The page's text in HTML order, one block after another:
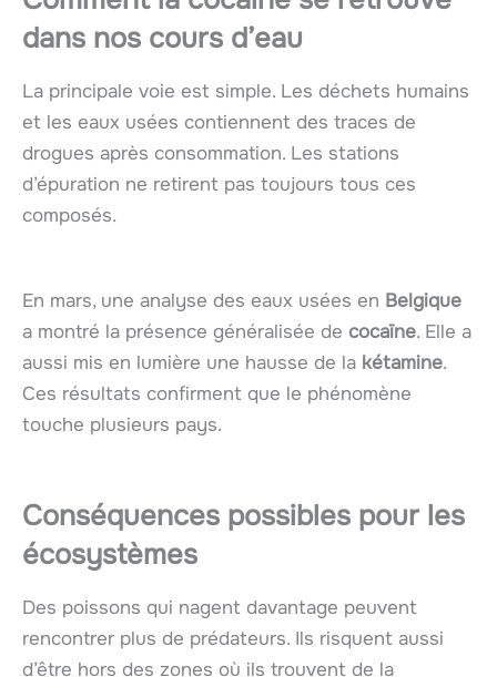
dans nos cours d’eau
La principale voie est simple. Les déchets humains
et les eaux usées contiennent des traces de
drogues après consommation. Les stations
d’épuration ne retirent pas toujours tous ces
composés.
En mars, une analyse des eaux usées en Belgique
a montré la présence généralisée de cocaïne. Elle a
aussi mis en lumière une hausse de la kétamine.
Ces résultats confirment que le phénomène
touche plusieurs pays.
Conséquences possibles pour les
écosystèmes
Des poissons qui nagent davantage peuvent
rencontrer plus de prédateurs. Ils risquent aussi
d’être hors des zones où ils trouvent de la